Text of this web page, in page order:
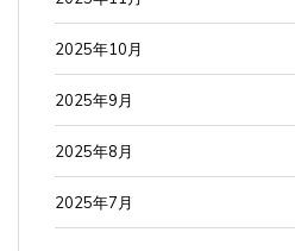
2025年10月
2025年9月
2025年8月
2025年7月